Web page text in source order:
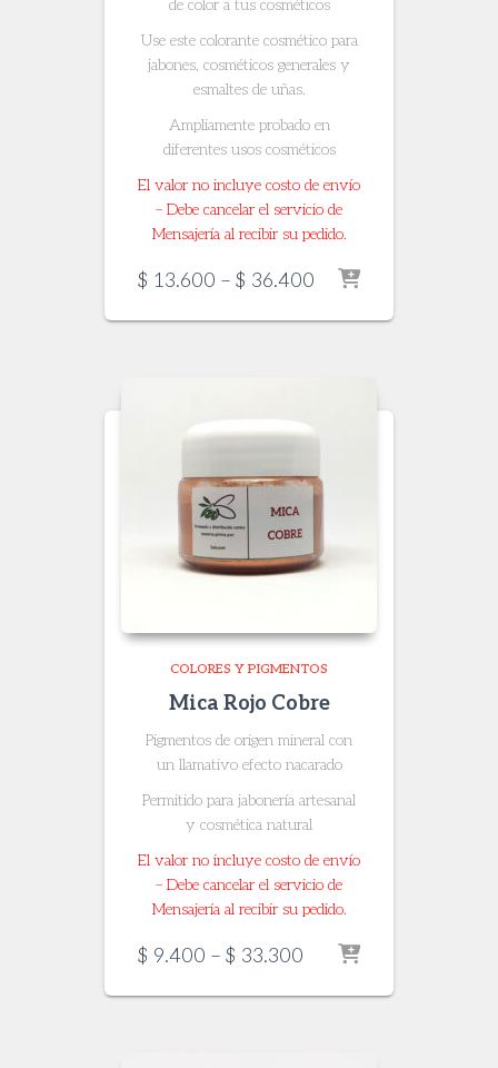
de color a tus cosméticos
Use este colorante cosmético para
jabones, cosméticos generales y
esmaltes de uñas.
Ampliamente probado en
diferentes usos cosméticos
El valor no incluye costo de envío
– Debe cancelar el servicio de
Mensajería al recibir su pedido.
$ 13.600 – $ 36.400 Price
$ 13.600
COLORES Y PIGMENTOS
Mica Rojo Cobre
Pigmentos de origen mineral con
un llamativo efecto nacarado
Permitido para jabonería artesanal
y cosmética natural
El valor no incluye costo de envío
– Debe cancelar el servicio de
Mensajería al recibir su pedido.
$ 9.400 – $ 33.300 Price
$ 9.400